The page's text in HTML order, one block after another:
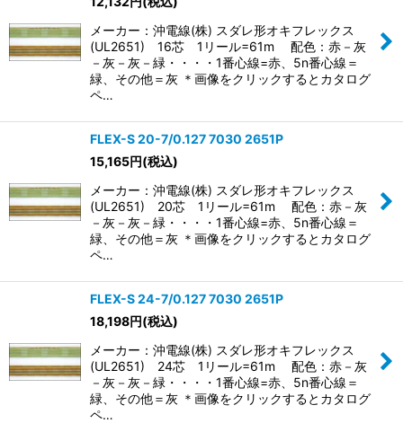
メーカー：沖電線(株) スダレ形オキフレックス
(UL2651) 16芯 1リール=61m 配色：赤－灰
－灰－灰－緑・・・・1番心線=赤、5n番心線＝
緑、その他＝灰 ＊画像をクリックするとカタログ
ペ…
FLEX-S 20-7/0.127 7030 2651P
15,165円(税込)
メーカー：沖電線(株) スダレ形オキフレックス
(UL2651) 20芯 1リール=61m 配色：赤－灰
－灰－灰－緑・・・・1番心線=赤、5n番心線＝
緑、その他＝灰 ＊画像をクリックするとカタログ
ペ…
FLEX-S 24-7/0.127 7030 2651P
18,198円(税込)
メーカー：沖電線(株) スダレ形オキフレックス
(UL2651) 24芯 1リール=61m 配色：赤－灰
－灰－灰－緑・・・・1番心線=赤、5n番心線＝
緑、その他＝灰 ＊画像をクリックするとカタログ
ペ…